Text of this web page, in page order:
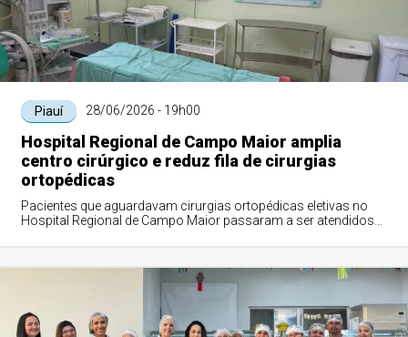
Piauí 28/06/2026 - 19h00
Hospital Regional de Campo Maior amplia
centro cirúrgico e reduz fila de cirurgias
ortopédicas
Pacientes que aguardavam cirurgias ortopédicas eletivas no
Hospital Regional de Campo Maior passaram a ser atendidos